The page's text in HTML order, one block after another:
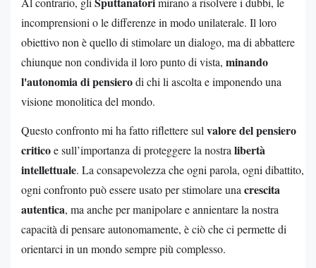
incomprensioni o le differenze in modo unilaterale. Il loro
obiettivo non è quello di stimolare un dialogo, ma di abbattere
chiunque non condivida il loro punto di vista, minando
l'autonomia di pensierodi chi li ascolta e imponendo una
visione monolitica del mondo.
Questo confronto mi ha fatto riflettere sul valore del pensiero
criticoe sull’importanza di proteggere la nostra libertà
intellettuale. La consapevolezza che ogni parola, ogni dibattito,
ogni confronto può essere usato per stimolare una crescita
autentica, ma anche per manipolare e annientare la nostra
capacità di pensare autonomamente, è ciò che ci permette di
orientarci in un mondo sempre più complesso.